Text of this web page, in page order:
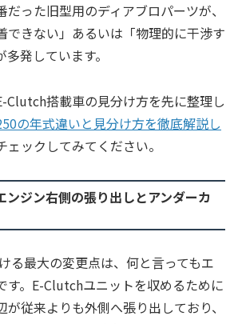
だった旧型用のディアブロパーツが、
できない」あるいは「物理的に干渉す
発しています。
Clutch搭載車の見分け方を先に整理し
の年式違いと見分け方を徹底解説し
ェックしてみてください。
ジン右側の張り出しとアンダーカ
る最大の変更点は、何と言ってもエ
す。E-Clutchユニットを収めるために
従来よりも外側へ張り出しており、